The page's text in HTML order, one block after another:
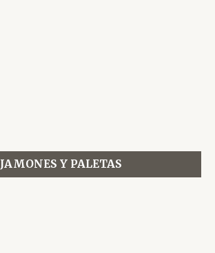
JAMONES Y PALETAS